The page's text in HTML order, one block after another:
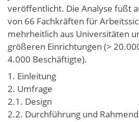
veröffentlicht. Die Analyse fußt
von 66 Fachkräften für
mehrheitlich aus Universitäten
größeren Einrichtungen (>
4.000 Beschäftigte).
1. Einleitung
2. Umfrage
2.1. Design
2.2. Durchführung und